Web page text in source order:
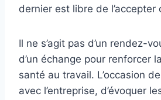
dernier est libre de l’accepter
Il ne s’agit pas d’un rendez-
d’un échange pour renforcer
santé au travail. L’occasion
avec l’entreprise, d’évoquer